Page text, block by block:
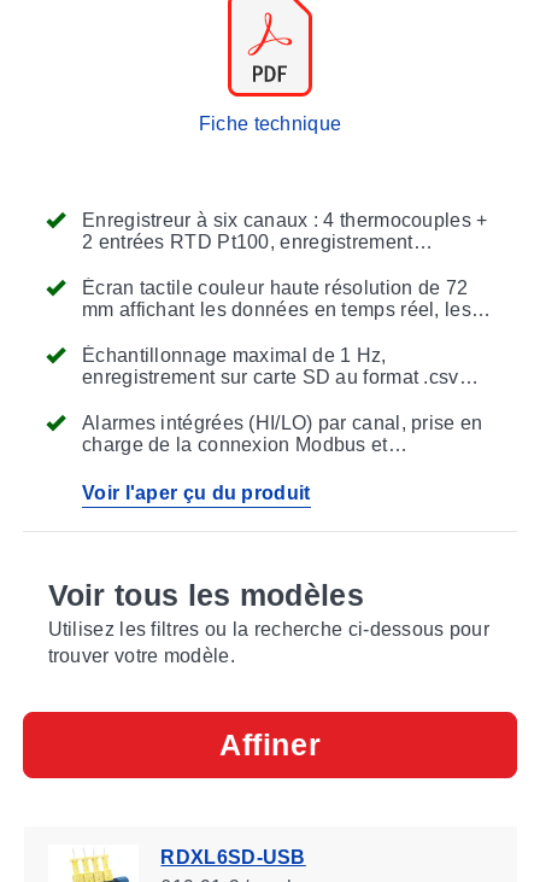
Enregistreur à six canaux : 4 thermocouples +
2 entrées RTD Pt100, enregistrement
Écran tactile couleur haute résolution de 72
mm affichant les données en temps réel, les
portable
Échantillonnage maximal de 1 Hz,
enregistrement sur carte SD au format .csv
gratuit à télécharger
Alarmes intégrées (HI/LO) par canal, prise en
charge de la connexion Modbus et
adaptateur secteur
Voir l'aper çu du produit
Fiche technique
Voir tous les modèles
Utilisez les filtres ou la recherche ci-dessous pour
trouver votre modèle.
Affiner
RDXL6SD-USB